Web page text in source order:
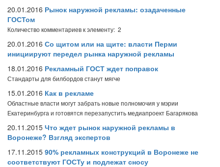
20.01.2016 Рынок наружной рекламы: озадаченные
ГОСТом
Количество комментариев к элементу: 2
20.01.2016 Со щитом или на щите: власти Перми
инициируют передел рынка наружной рекламы
18.01.2016 Рекламный ГОСТ ждет поправок
Стандарты для билбордов станут мягче
15.01.2016 Как в рекламе
Областные власти могут забрать новые полномочия у мэрии
Екатеринбурга и готовятся перезапустить медиапроект Багарякова
20.11.2015 Что ждет рынок наружной рекламы в
Воронеже? Взгляд экспертов
17.11.2015 90% рекламных конструкций в Воронеже не
соответствуют ГОСТу и подлежат сносу